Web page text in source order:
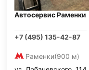
Автосервис Раменки
+7 (495) 135-42-87
Раменки(900 м)